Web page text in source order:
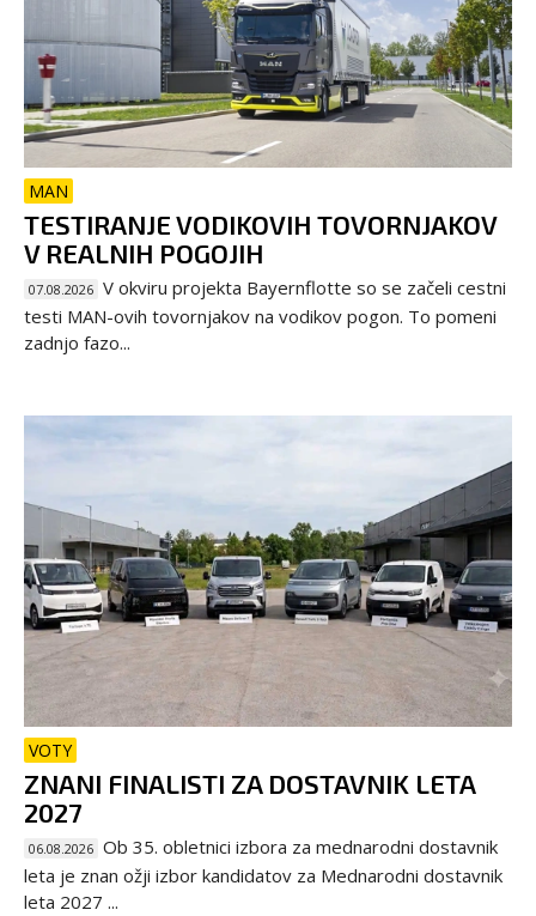
MAN
TESTIRANJE VODIKOVIH TOVORNJAKOV
V REALNIH POGOJIH
07.08.2026 V okviru projekta Bayernflotte so se začeli cestni
testi MAN-ovih tovornjakov na vodikov pogon. To pomeni
zadnjo fazo...
VOTY
ZNANI FINALISTI ZA DOSTAVNIK LETA
2027
06.08.2026 Ob 35. obletnici izbora za mednarodni dostavnik
leta je znan ožji izbor kandidatov za Mednarodni dostavnik
leta 2027 ...